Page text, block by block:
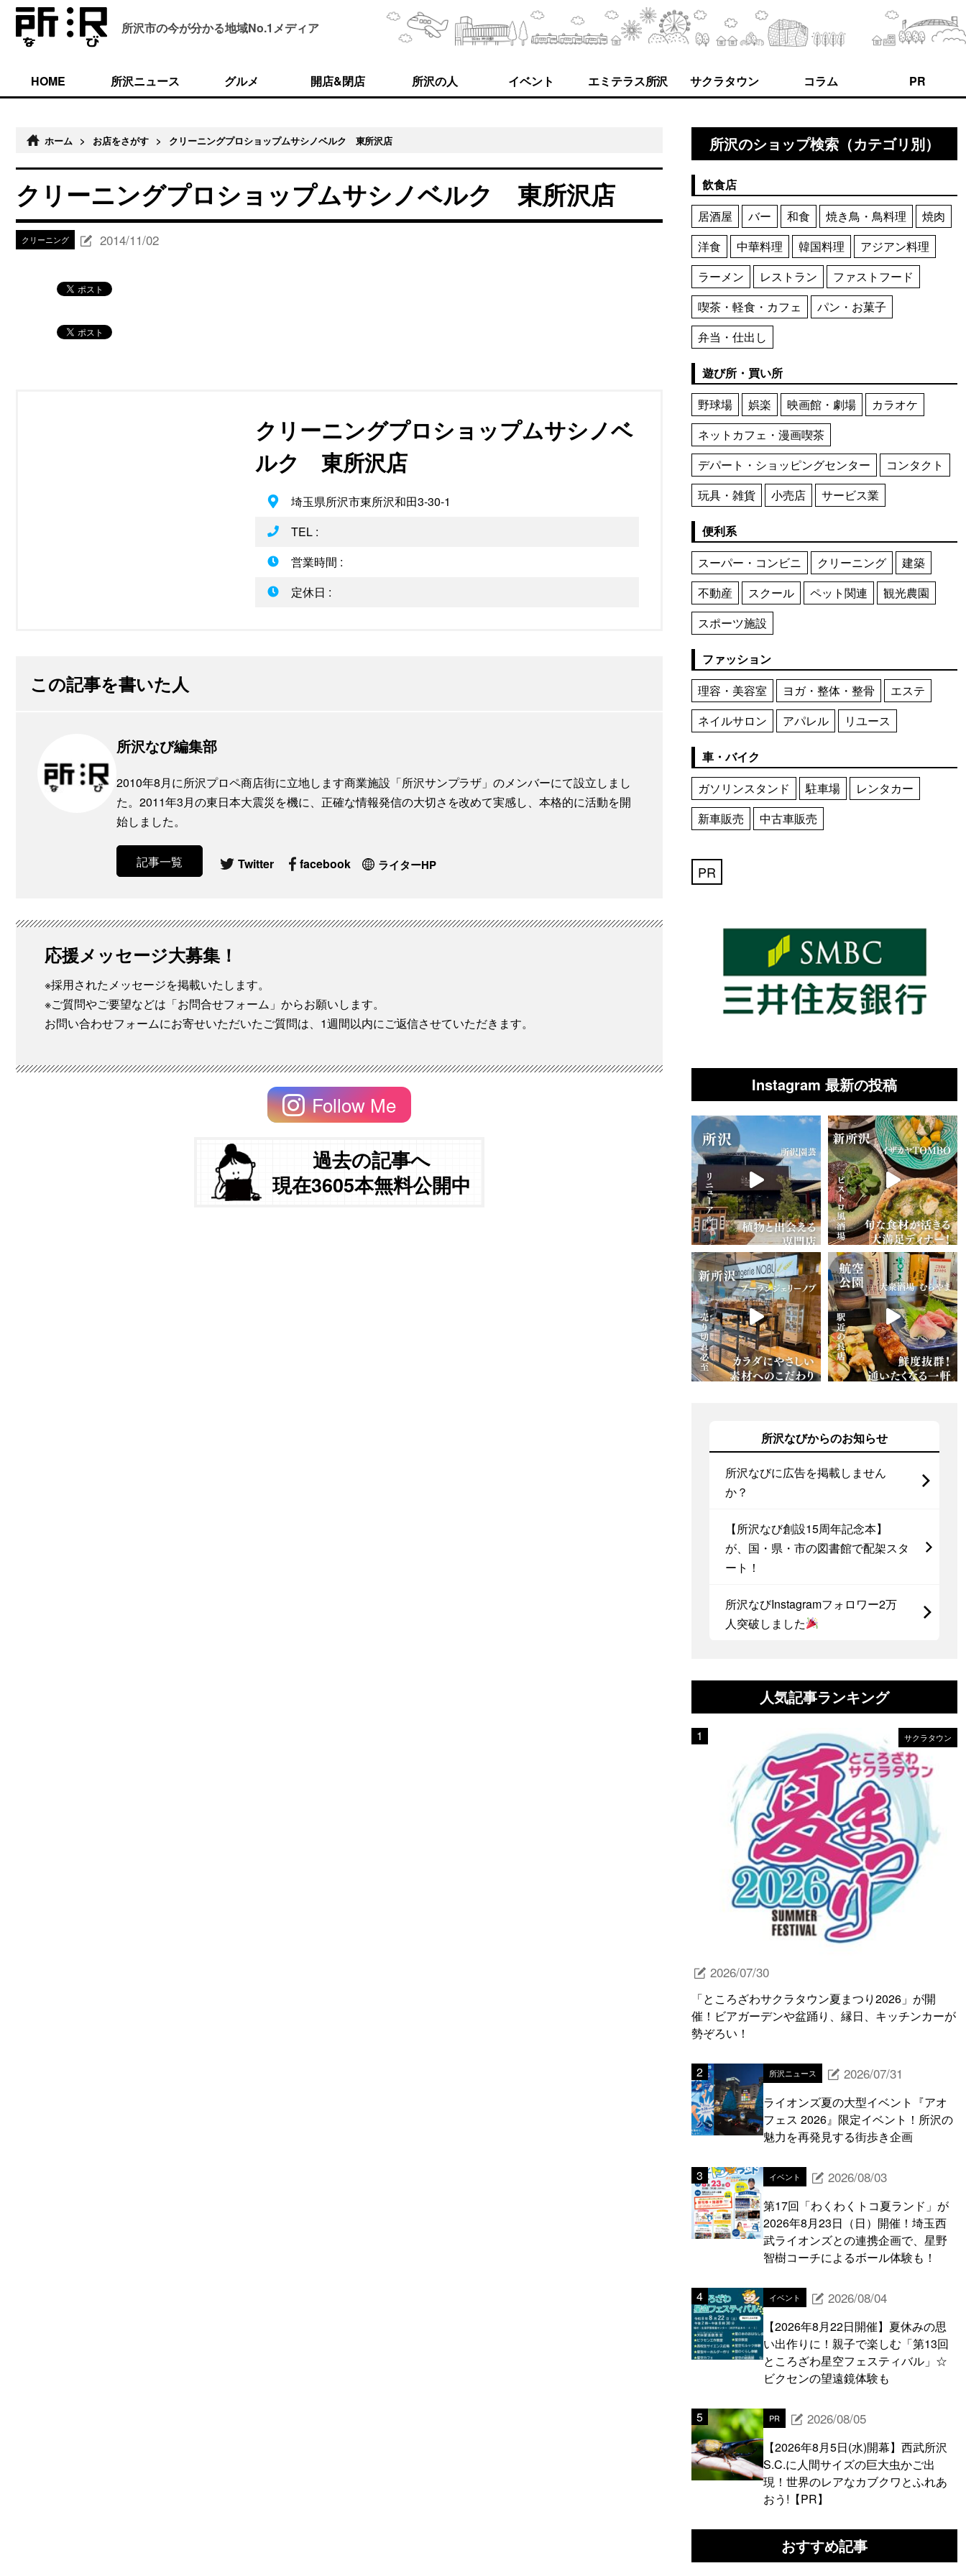
所沢市の今が分かる地域No.1メディア
HOME 所沢ニュース グルメ 開店&閉店 所沢の人 イベント エミテラス所沢 サクラタウン コラム PR
ホーム > お店をさがす > クリーニングプロショップムサシノベルク 東所沢店
クリーニングプロショップムサシノベルク 東所沢店
クリーニング 2014/11/02
クリーニングプロショップムサシノベ
ルク 東所沢店
埼玉県所沢市東所沢和田3-30-1
TEL :
営業時間 :
定休日 :
この記事を書いた人
所沢なび編集部
2010年8月に所沢プロペ商店街に立地します商業施設「所沢サンプラザ」のメンバーにて設立しまし
た。2011年3月の東日本大震災を機に、正確な情報発信の大切さを改めて実感し、本格的に活動を開
始しました。
記事一覧 Twitter facebook ライターHP
応援メッセージ大募集！
※採用されたメッセージを掲載いたします。
※ご質問やご要望などは「お問合せフォーム」からお願いします。
お問い合わせフォームにお寄せいただいたご質問は、1週間以内にご返信させていただきます。
Follow Me
過去の記事へ
現在3605本無料公開中
所沢のショップ検索（カテゴリ別）
飲食店
居酒屋
バー 和食 焼き鳥・鳥料理
焼肉
洋食
中華料理 韓国料理
アジアン料理
ラーメン
レストラン
ファストフード
喫茶・軽食・カフェ
パン・お菓子
弁当・仕出し
遊び所・買い所
野球場
娯楽 映画館・劇場
カラオケ
ネットカフェ・漫画喫茶
デパート・ショッピングセンター
コンタクト
玩具・雑貨
小売店 サービス業
便利系
スーパー・コンビニ
クリーニング
建築
不動産
スクール ペット関連
観光農園
スポーツ施設
ファッション
理容・美容室
ヨガ・整体・整骨
エステ
ネイルサロン
アパレル リユース
車・バイク
ガソリンスタンド
駐車場
レンタカー
新車販売
中古車販売
PR
Instagram 最新の投稿
所沢なびからのお知らせ
所沢なびに広告を掲載しません
か？
【所沢なび創設15周年記念本】
が、国・県・市の図書館で配架スタ
ート！
所沢なびInstagramフォロワー2万
人突破しました
人気記事ランキング
サクラタウン
2026/07/30
「ところざわサクラタウン夏まつり2026」が開
催！ビアガーデンや盆踊り、縁日、キッチンカーが
勢ぞろい！
所沢ニュース 2026/07/31
ライオンズ夏の大型イベント『アオ
フェス 2026』限定イベント！所沢の
魅力を再発見する街歩き企画
イベント 2026/08/03
第17回「わくわくトコ夏ランド」が
2026年8月23日（日）開催！埼玉西
武ライオンズとの連携企画で、星野
智樹コーチによるボール体験も！
イベント 2026/08/04
【2026年8月22日開催】夏休みの思
い出作りに！親子で楽しむ「第13回
ところざわ星空フェスティバル」☆
ビクセンの望遠鏡体験も
PR 2026/08/05
【2026年8月5日(水)開幕】西武所沢
S.C.に人間サイズの巨大虫かご出
現！世界のレアなカブクワとふれあ
おう!【PR】
おすすめ記事